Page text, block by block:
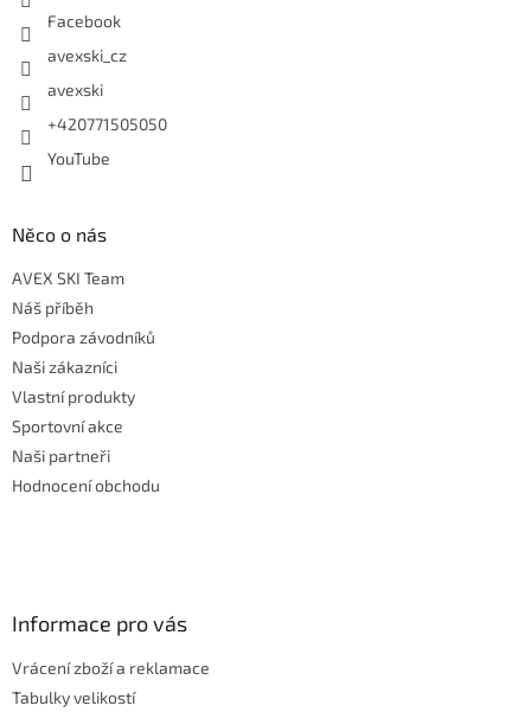
Facebook
avexski_cz
avexski
+420771505050
YouTube
Něco o nás
AVEX SKI Team
Náš příběh
Podpora závodníků
Naši zákazníci
Vlastní produkty
Sportovní akce
Naši partneři
Hodnocení obchodu
Informace pro vás
Vrácení zboží a reklamace
Tabulky velikostí